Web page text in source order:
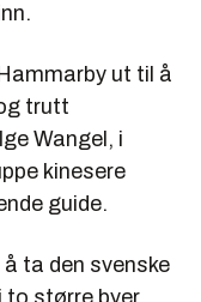
ut til å
trutt
Wangel, i
kinesere
guide.
ta den svenske